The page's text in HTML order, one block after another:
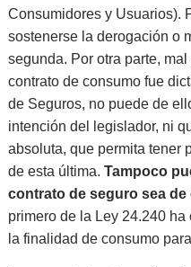
Consumidores y Usuarios).
sostenerse la derogación o
segunda. Por otra parte,
contrato de consumo fue
de Seguros, no puede de
intención del legislador, ni
absoluta, que permita tener
de esta última.Tampoco
contrato de seguro sea
primero de la Ley 24.240
la finalidad de consumo